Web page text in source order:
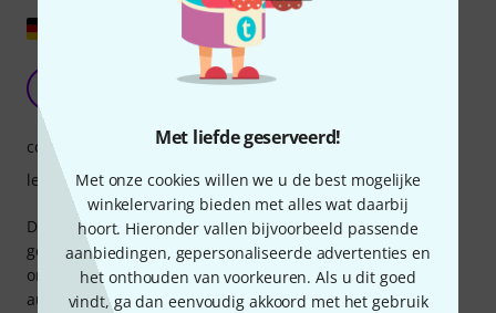
Met liefde geserveerd!
Met onze cookies willen we u de best mogelijke
winkelervaring bieden met alles wat daarbij
hoort. Hieronder vallen bijvoorbeeld passende
aanbiedingen, gepersonaliseerde advertenties en
het onthouden van voorkeuren. Als u dit goed
vindt, ga dan eenvoudig akkoord met het gebruik
Het helpt je vooruit te komen.
De gitaarliteratuur van Michael Langer is uitstekend
geschikt om je improvisatievaardigheden verder te
ontwikkelen. Ik ken niets vergelijkbaars in de literatuur. De
audiofragmenten zijn ook erg goed.
competentie
leerzaamheid